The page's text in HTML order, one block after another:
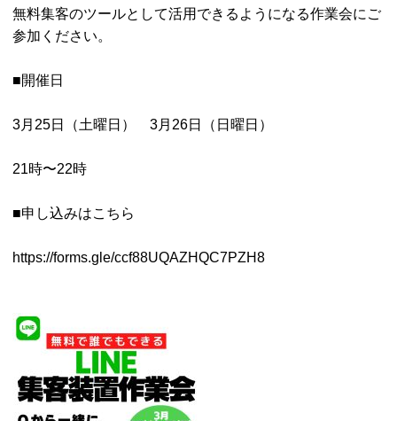
無料集客のツールとして活用できるようになる作業会にご
参加ください。
■開催日
3月25日（土曜日） 3月26日（日曜日）
21時〜22時
■申し込みはこちら
https://forms.gle/ccf88UQAZHQC7PZH8